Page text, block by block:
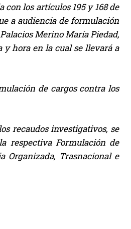
con los artículos 195 y 168 de
a audiencia de formulación
Merino María Piedad,
y hora en la cual se llevará a
de cargos contra los
recaudos investigativos, se
respectiva Formulación de
Organizada, Trasnacional e